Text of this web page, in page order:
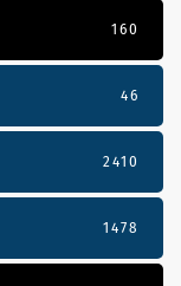
160
46
2410
1478